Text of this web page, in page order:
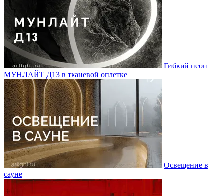
Гибкий неон
МУНЛАЙТ Д13 в тканевой оплетке
Освещение в
сауне